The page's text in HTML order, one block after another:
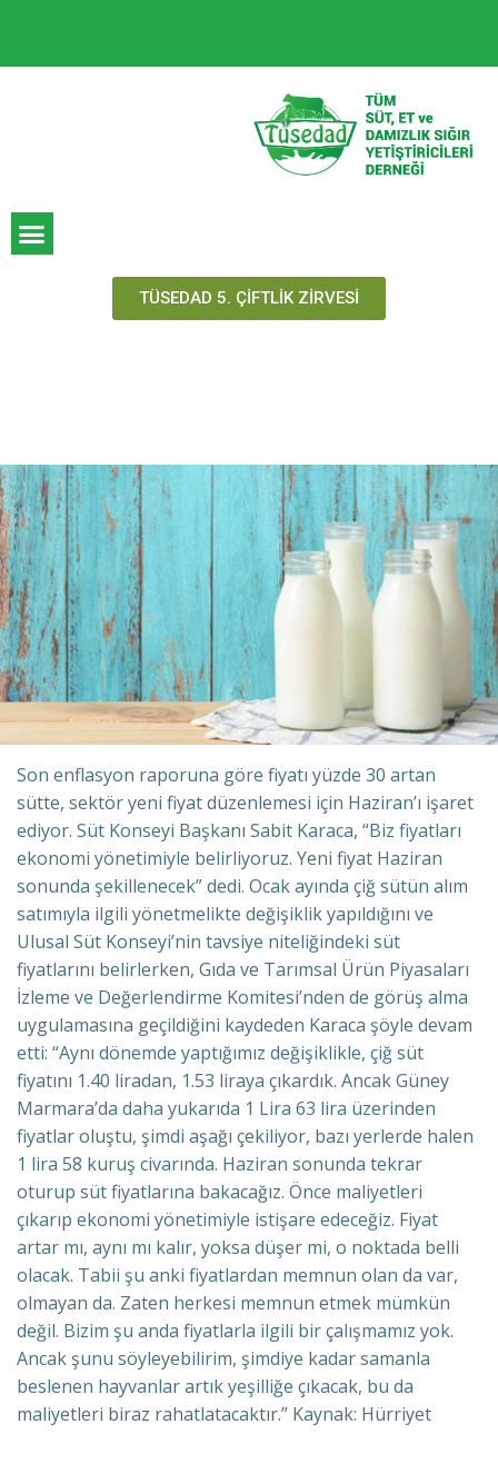
TÜSEDAD 5. ÇİFTLİK ZİRVESİ
Son enflasyon raporuna göre fiyatı yüzde 30 artan
sütte, sektör yeni fiyat düzenlemesi için Haziran’ı işaret
ediyor. Süt Konseyi Başkanı Sabit Karaca, “Biz fiyatları
ekonomi yönetimiyle belirliyoruz. Yeni fiyat Haziran
sonunda şekillenecek” dedi. Ocak ayında çiğ sütün alım
satımıyla ilgili yönetmelikte değişiklik yapıldığını ve
Ulusal Süt Konseyi’nin tavsiye niteliğindeki süt
fiyatlarını belirlerken, Gıda ve Tarımsal Ürün Piyasaları
İzleme ve Değerlendirme Komitesi’nden de görüş alma
uygulamasına geçildiğini kaydeden Karaca şöyle devam
etti: “Aynı dönemde yaptığımız değişiklikle, çiğ süt
fiyatını 1.40 liradan, 1.53 liraya çıkardık. Ancak Güney
Marmara’da daha yukarıda 1 Lira 63 lira üzerinden
fiyatlar oluştu, şimdi aşağı çekiliyor, bazı yerlerde halen
1 lira 58 kuruş civarında. Haziran sonunda tekrar
oturup süt fiyatlarına bakacağız. Önce maliyetleri
çıkarıp ekonomi yönetimiyle istişare edeceğiz. Fiyat
artar mı, aynı mı kalır, yoksa düşer mi, o noktada belli
olacak. Tabii şu anki fiyatlardan memnun olan da var,
olmayan da. Zaten herkesi memnun etmek mümkün
değil. Bizim şu anda fiyatlarla ilgili bir çalışmamız yok.
Ancak şunu söyleyebilirim, şimdiye kadar samanla
beslenen hayvanlar artık yeşilliğe çıkacak, bu da
maliyetleri biraz rahatlatacaktır.” Kaynak: Hürriyet